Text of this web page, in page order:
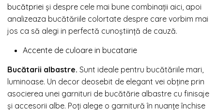
bucătpriei și despre cele mai bune combinații aici, apoi
analizeaza bucătăriile colortate despre care vorbim mai
jos ca să alegi in perfectă cunoștiință de cauză.
Accente de culoare in bucatarie
Bucătarii albastre. Sunt ideale pentru bucătăriile mari,
luminoase. Un decor deosebit de elegant vei obține prin
asocierea unei garnituri de bucătărie albastre cu finisaje
și accesorii albe. Poți alege o garnitură în nuanțe închise